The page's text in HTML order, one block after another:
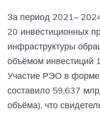
За период 2021–
20 инвестиционных
инфраструктуры
объёмом инвестиций
Участие РЭО в
составило 59,637
объёма), что